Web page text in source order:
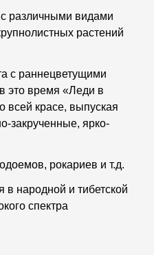
с различными видами
растений
с раннецветущими
это время «Леди в
всей красе, выпуская
закрученные, ярко-
рокариев и т.д.
в народной и тибетской
спектра